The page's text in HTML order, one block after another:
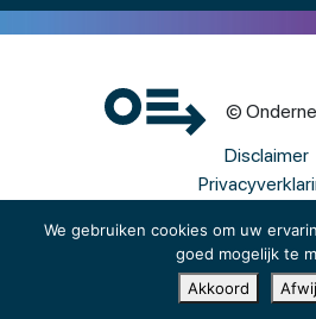
We gebruiken cookies om uw
goed mogelijk te
Akkoord
©
Disclaimer
Een wwwebsite